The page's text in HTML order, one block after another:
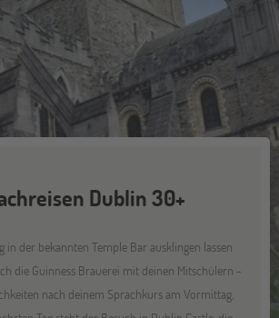
Dublin 30+
in der bekannten Temple Bar ausklingen lassen
die Guinness Brauerei mit deinen Mitschülern -
nach deinem Sprachkurs am Vormittag,